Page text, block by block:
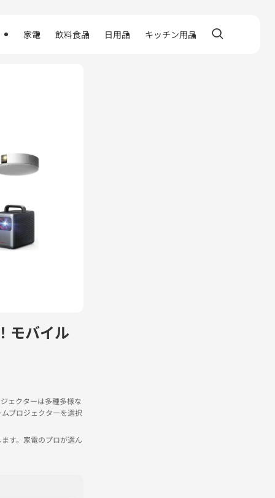
家電 飲料食品 日用品 キッチン用品
モバイル
ェクターは多種多様な
プロジェクターを選択
す。家電のプロが選ん